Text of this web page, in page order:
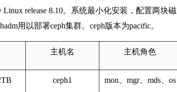
release 8.10。系统最小化安装，配置两块磁
用以部署ceph集群。ceph版本为pacific。
主机名 主机角色
ceph1
mon、mgr、mds、os